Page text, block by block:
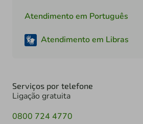
Atendimento em Português
Atendimento em Libras
Serviços por telefone
Ligação gratuita
0800 724 4770